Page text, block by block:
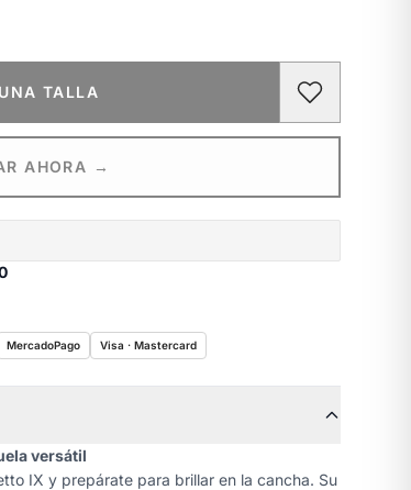
TALLA
AHORA →
MercadoPago Visa · Mastercard
versátil
IX y prepárate para brillar en la cancha. Su